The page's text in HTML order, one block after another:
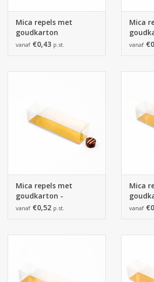
Mica repels met
goudkarton
90*45*45mm - 100
vanaf €0,43 p.st.
Mica
vanaf
Mica repels met
goudkarton -
185*45*45 mm - 100
vanaf €0,52 p.st.
Mica
vanaf